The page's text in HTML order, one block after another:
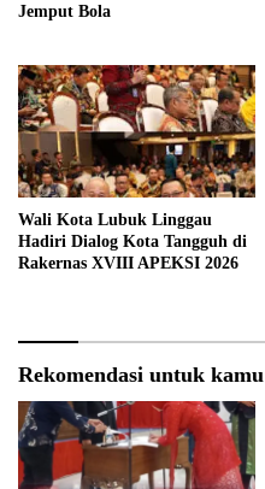
Jemput Bola
Wali Kota Lubuk Linggau
Hadiri Dialog Kota Tangguh di
Rakernas XVIII APEKSI 2026
Rekomendasi untuk kamu